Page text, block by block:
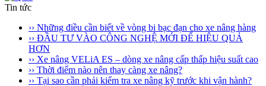
Tin tức
›› Những điều cần biết về vòng bi bạc đạn cho xe nâng hàng
›› ĐẦU TƯ VÀO CÔNG NGHỆ MỚI ĐỂ HIỆU QUẢ
HƠN
›› Xe nâng VELiA ES – dòng xe nâng cấp thấp hiệu suất cao
›› Thời điểm nào nên thay càng xe nâng?
›› Tại sao cần phải kiểm tra xe nâng kỹ trước khi vận hành?